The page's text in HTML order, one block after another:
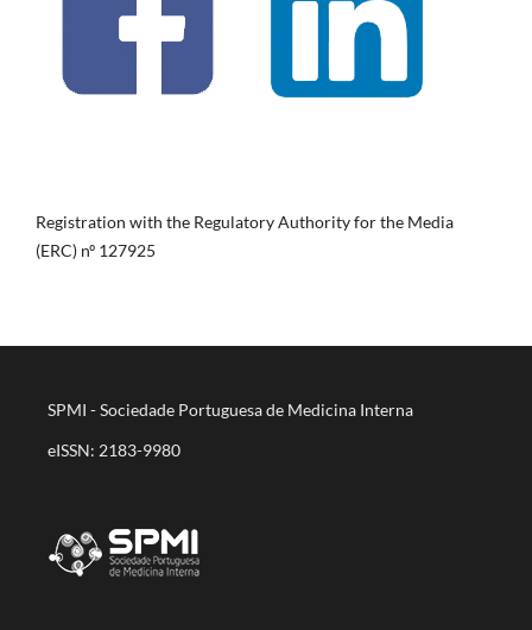
Registration with the Regulatory Authority for the Media
(ERC) nº 127925
SPMI - Sociedade Portuguesa de Medicina Interna
eISSN: 2183-9980